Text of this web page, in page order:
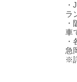
ラ
車
急
※